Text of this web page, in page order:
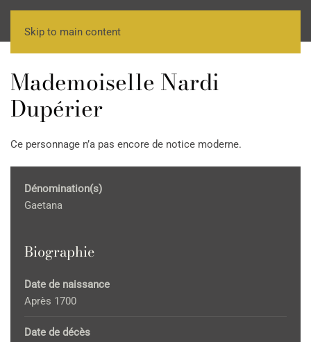
Skip to main content
Mademoiselle Nardi
Dupérier
Ce personnage n’a pas encore de notice moderne.
Dénomination(s)
Gaetana
Biographie
Date de naissance
Après 1700
Date de décès